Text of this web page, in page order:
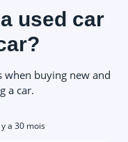
used car
when buying new and
a car.
a 30 mois